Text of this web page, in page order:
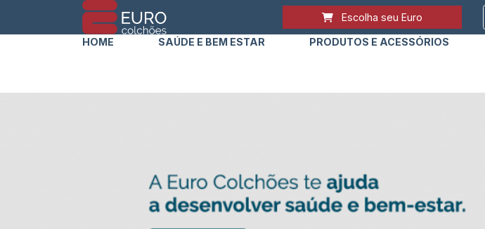
Escolha seu Euro
HOME SAÚDE E BEM ESTAR PRODUTOS E ACESSÓRIOS